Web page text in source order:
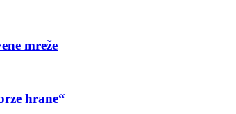
mreže
hrane“